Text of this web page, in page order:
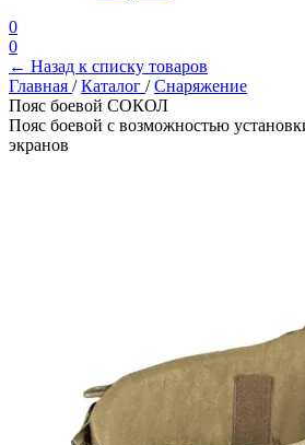
0
0
← Назад к списку товаров
Главная / Каталог / Снаряжение
Пояс боевой СОКОЛ
Пояс боевой с возможностью
экранов